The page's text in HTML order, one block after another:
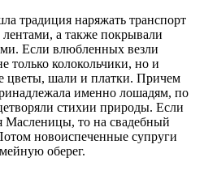
традиция наряжать транспорт
а также покрывали
Если влюбленных везли
только колокольчики, но и
цветы, шали и платки. Причем
именно лошадям, по
стихии природы. Если
Масленицы, то на свадебный
новоиспеченные супруги
оберег.